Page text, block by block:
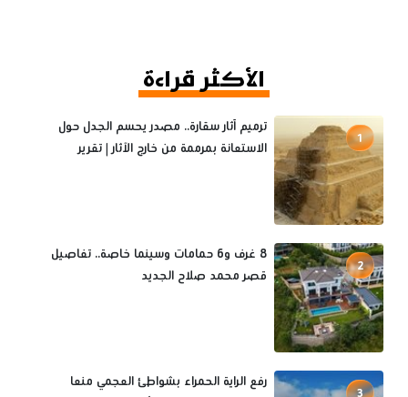
الأكثر قراءة
1
ترميم آثار سقارة.. مصدر يحسم الجدل حول
الاستعانة بمرممة من خارج الآثار | تقرير
2
8 غرف و6 حمامات وسينما خاصة.. تفاصيل
قصر محمد صلاح الجديد
3
رفع الراية الحمراء بشواطئ العجمي منعا